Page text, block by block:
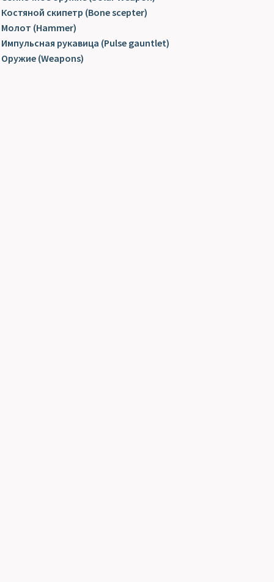
Костяной скипетр (Bone scepter)
Молот (Hammer)
Импульсная рукавица (Pulse gauntlet)
Оружие (Weapons)